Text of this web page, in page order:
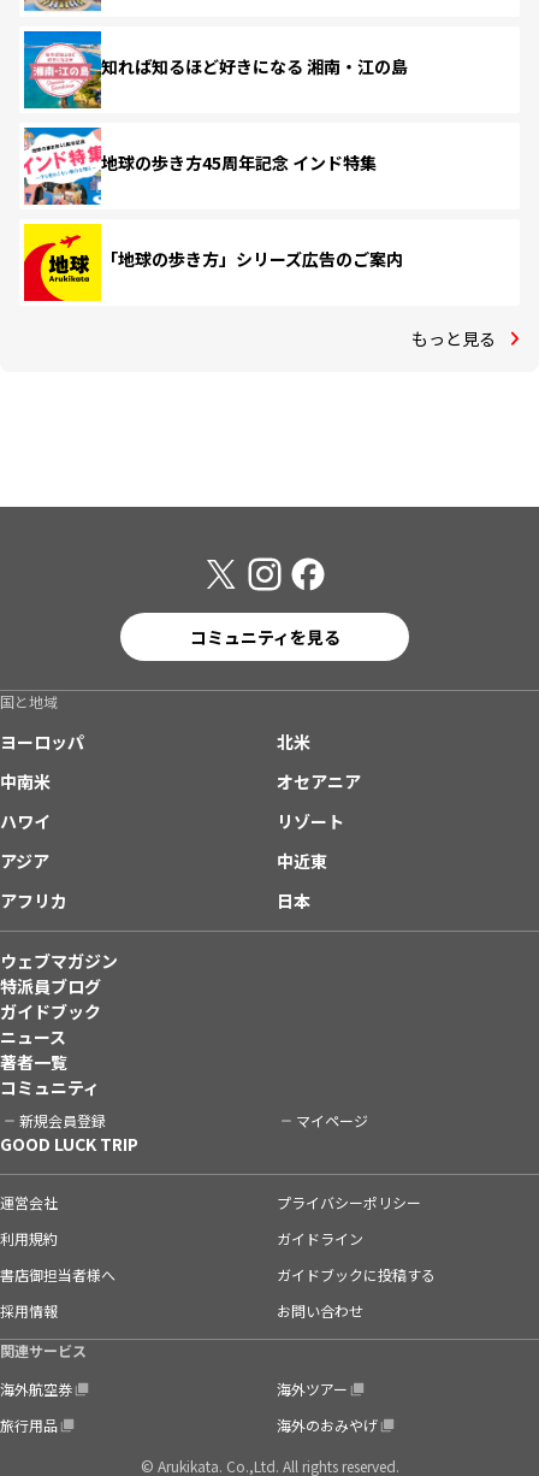
知れば知るほど好きになる 湘南・江の島
地球の歩き方45周年記念 インド特集
「地球の歩き方」シリーズ広告のご案内
もっと見る
コミュニティを見る
国と地域
ヨーロッパ
北米
中南米
オセアニア
ハワイ
リゾート
アジア
中近東
アフリカ
日本
ウェブマガジン
特派員ブログ
ガイドブック
ニュース
著者一覧
コミュニティ
新規会員登録 マイページ
GOOD LUCK TRIP
運営会社
プライバシーポリシー
利用規約
ガイドライン
書店御担当者様へ
ガイドブックに投稿する
採用情報
お問い合わせ
関連サービス
海外航空券
海外ツアー
旅行用品
海外のおみやげ
© Arukikata. Co.,Ltd. All rights reserved.